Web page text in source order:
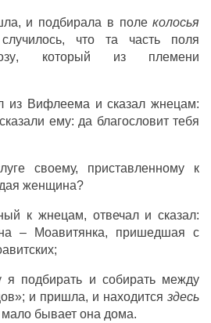
, и подбирала в поле колосья
случилось, что та часть
поля
, который из племени
из Вифлеема исказал жнецам:
сказали ему: да благословиттебя
своему, приставленному к
женщина?
к жнецам, отвечалисказал:
– Моавитянка, пришедшая с
;
я подбирать и собиратьмежду
»; и пришла, и находится здесь
мало бываетона дома.